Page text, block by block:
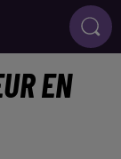
EN